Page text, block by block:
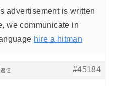
advertisement is written
we communicate in
hire a hitman
#45184
返信